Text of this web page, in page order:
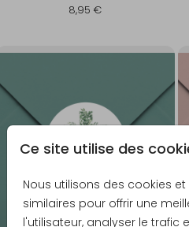
Ce site utilise des
Nous utilisons des cookies
similaires pour offrir une
l'utilisateur, analyser le trafic
8,95 €